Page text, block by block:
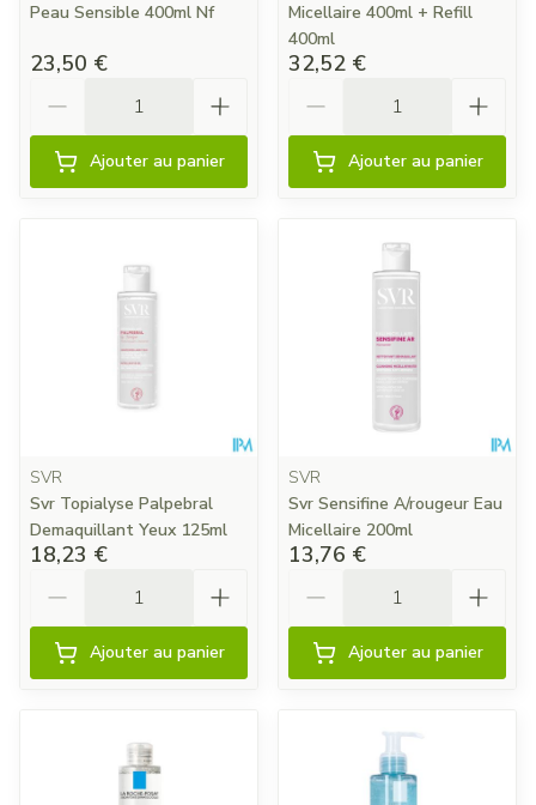
Peau Sensible 400ml Nf
23,50 €
Ajouter au panier
Micellaire 400ml + Refill
400ml
32,52 €
Ajouter au panier
SVR
Svr Topialyse Palpebral
Demaquillant Yeux 125ml
18,23 €
Ajouter au panier
SVR
Svr Sensifine A/rougeur Eau
Micellaire 200ml
13,76 €
Ajouter au panier